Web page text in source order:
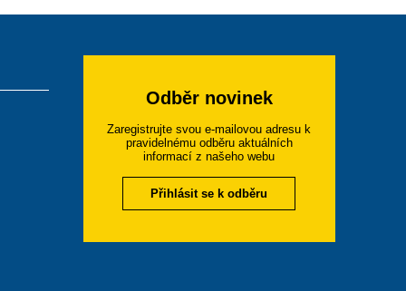
Odběr novinek
Zaregistrujte svou e-mailovou adresu k
pravidelnému odběru aktuálních
informací z našeho webu
Přihlásit se k odběru